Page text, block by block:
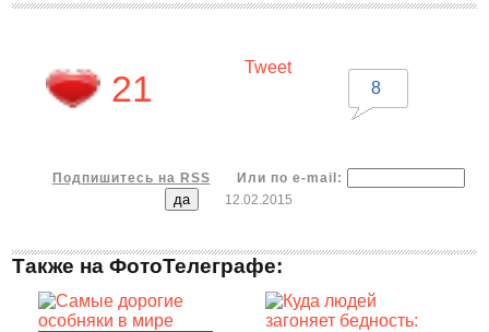
21
Tweet
8
Подпишитесь на RSS
Или по e-mail:
12.02.2015
Также на ФотоТелеграфе: